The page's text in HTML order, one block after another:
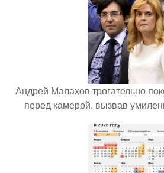
Андрей Малахов трогательно
перед камерой, вызвав